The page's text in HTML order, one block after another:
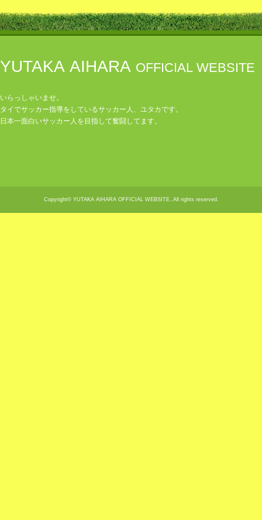
YUTAKA AIHARA OFFICIAL WEBSITE
いらっしゃいませ。
タイでサッカー指導をしているサッカー人、ユタカです。
日本一面白いサッカー人を目指して奮闘してます。
Copyright© YUTAKA AIHARA OFFICIAL WEBSITE..All rights reserved.